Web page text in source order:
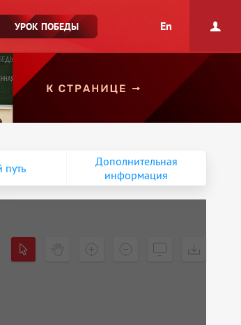
УРОК ПОБЕДЫ En
путь
Дополнительная
информация